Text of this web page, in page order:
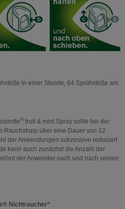
in einer Stunde, 64 Sprühstöße am
®fruit & mint Spray sollte bei der
Rauchstopp über eine Dauer von 12
der Anwendungen sukzessive reduziert
kann auch zunächst die Anzahl der
der Anwender nach und nach seinen
Nichtraucher“